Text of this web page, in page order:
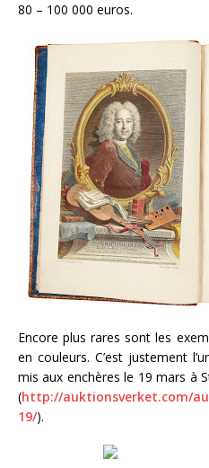
80 – 100 000 euros.
Encore plus rares sont les
en couleurs. C’est justement
mis aux enchères le 19 mars à
(http://auktionsverket.com/
19/).